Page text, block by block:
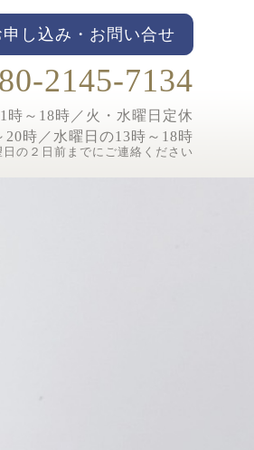
申し込み・お問い合せ
2145-7134
時～18時／ 火・水曜日定休
20時／水曜日の13時～18時
の２日前までにご連絡ください